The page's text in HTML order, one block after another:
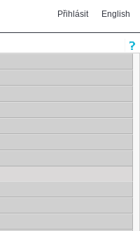
Přihlásit English